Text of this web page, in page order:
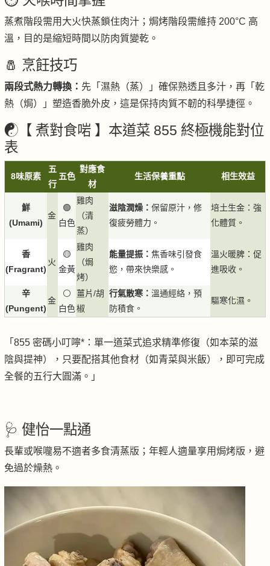
蒸煮階段需用大火快蒸鎖住肉汁；焗烤階段需維持 200°C 高
溫，目的是縮短時間以防肉質變乾。
🧂 烹飪技巧
兩段式熱力轉換： 先「濕熱（蒸）」確保熟透且多汁，再「乾
熱（焗）」塑造香脆外皮，這是保持肉質不韌的科學捷徑。
☯️【 煮對食啱 】本道菜 855 終極機能對位
表
8味原素
五
行
五色
對應食
材
生活保養重點 相生效益
鮮
(Umami)
金
🟢
白色
雞肉
（清
蒸）
滋陰潤燥： 保留原汁，修
復疲勞體力。
培土生金：強
化體質。
香
(Fragrant)
火
🟡
金黃
雞肉
（焗
烤）
能量提振： 焦香味引發食
慾，帶來快樂感。
溫火暖脾：促
進吸收。
辛
(Pungent)
金
⚪
白色
薑片/胡
椒
行氣散寒： 溫通經絡，預
防積食。
驅寒化濕。
「855 密碼小叮嚀*：單一道菜式追求精準修復（如本菜的滋
陰與提神），只要配搭其他食材（如青菜與米飯），即可完成
全餐的五行大圓滿。」
🩺 健怡一點通
長輩或喉嚨易不適者多食清蒸版；年輕人適量享用焗烤版，避
免過於燥熱。